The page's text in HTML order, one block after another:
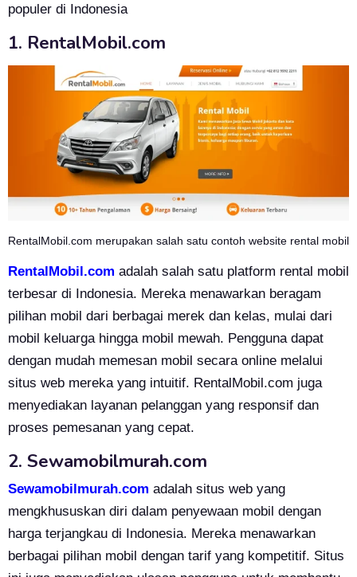
populer di Indonesia
1. RentalMobil.com
RentalMobil.com merupakan salah satu contoh website rental mobil
RentalMobil.com adalah salah satu platform rental mobil
terbesar di Indonesia. Mereka menawarkan beragam
pilihan mobil dari berbagai merek dan kelas, mulai dari
mobil keluarga hingga mobil mewah. Pengguna dapat
dengan mudah memesan mobil secara online melalui
situs web mereka yang intuitif. RentalMobil.com juga
menyediakan layanan pelanggan yang responsif dan
proses pemesanan yang cepat.
2. Sewamobilmurah.com
Sewamobilmurah.com adalah situs web yang
mengkhususkan diri dalam penyewaan mobil dengan
harga terjangkau di Indonesia. Mereka menawarkan
berbagai pilihan mobil dengan tarif yang kompetitif. Situs